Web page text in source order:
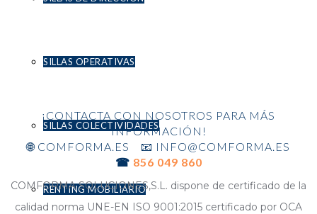
SILLAS OPERATIVAS
SILLAS COLECTIVIDADES
RENTING MOBILIARIO
¡CONTACTA CON NOSOTROS PARA MÁS
INFORMACIÓN!
🌐 COMFORMA.ES 📧 INFO@COMFORMA.ES
☎ 856 049 860
COMFORMA SOLUCIONES,S.L. dispone de certificado de la
calidad norma UNE-EN ISO 9001:2015 certificado por OCA